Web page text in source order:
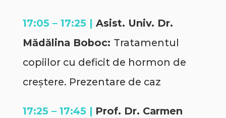
17:05 – 17:25 | Asist. Univ. Dr.
Mădălina Boboc: Tratamentul
copiilor cu deficit de hormon de
creștere. Prezentare de caz
17:25 – 17:45 | Prof. Dr. Carmen